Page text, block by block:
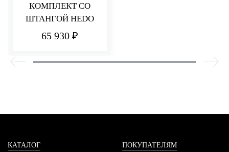
КОМПЛЕКТ СО
ШТАНГОЙ HEDO
65 930 ₽
КАТАЛОГ ПОКУПАТЕЛЯМ